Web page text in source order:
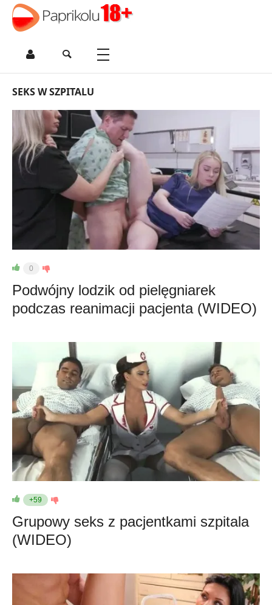
SEKS W SZPITALU
0
Podwójny lodzik od pielęgniarek
podczas reanimacji pacjenta (WIDEO)
+59
Grupowy seks z pacjentkami szpitala
(WIDEO)